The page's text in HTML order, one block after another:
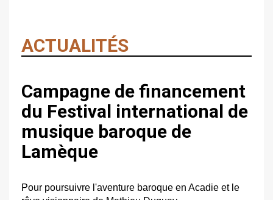
ACTUALITÉS
Campagne de financement
du Festival international de
musique baroque de
Lamèque
Pour poursuivre l'aventure baroque en Acadie et le